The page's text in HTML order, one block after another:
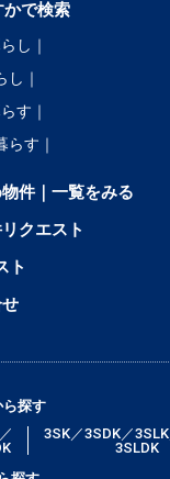
で検索
し｜
し｜
す｜
らす｜
件｜一覧をみる
クエスト
ト
ら探す
3SK／3SDK／
3SLDK